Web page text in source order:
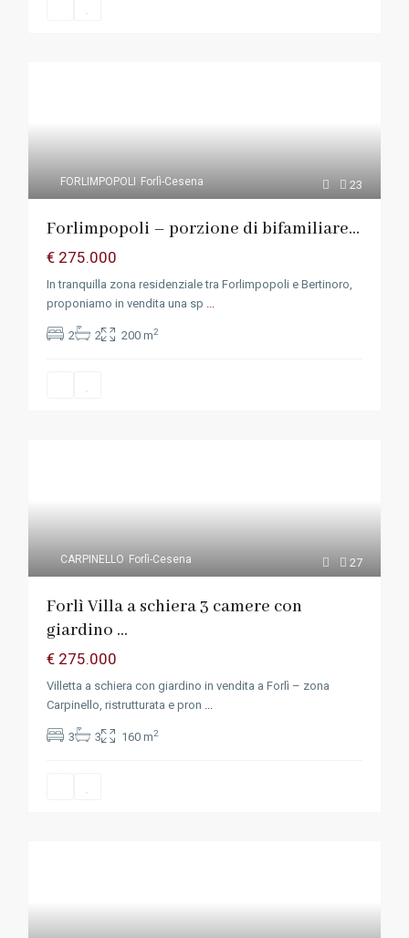
23
FORLIMPOPOLI Forlì-Cesena
Forlimpopoli – porzione di bifamiliare...
€ 275.000
In tranquilla zona residenziale tra Forlimpopoli e Bertinoro,
proponiamo in vendita una sp ...
2 2 200 m2
27
CARPINELLO Forlì-Cesena
Forlì Villa a schiera 3 camere con
giardino ...
€ 275.000
Villetta a schiera con giardino in vendita a Forlì – zona
Carpinello, ristrutturata e pron ...
3 3 160 m2